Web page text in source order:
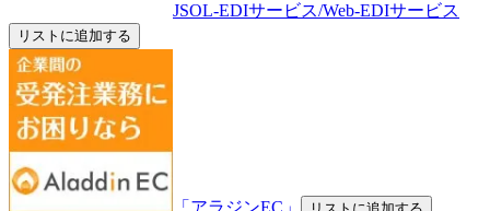
JSOL-EDIサービス/Web-EDIサービス
リストに追加する